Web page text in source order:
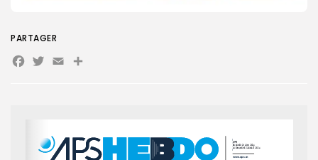
PARTAGER
Facebook
Twitter
EmailPartager